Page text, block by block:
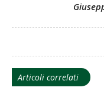
Articoli correlati